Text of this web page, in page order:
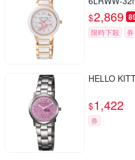
$2,869
限時下殺 券
HELLO
$1,422
券